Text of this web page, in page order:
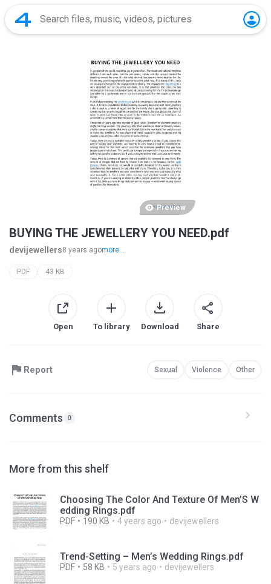
Preview
BUYING THE JEWELLERY YOU NEED.pdf
devijewellers8 years agomore...
PDF 43 KB
Open To library Download Share
Report Sexual Violence Other
Comments 0
More from this shelf
Choosing The Color And Texture Of Men’S W
edding Rings.pdf
PDF 190 KB 4 years ago devijewellers
Trend-Setting – Men’s Wedding Rings.pdf
PDF 58 KB 5 years ago devijewellers